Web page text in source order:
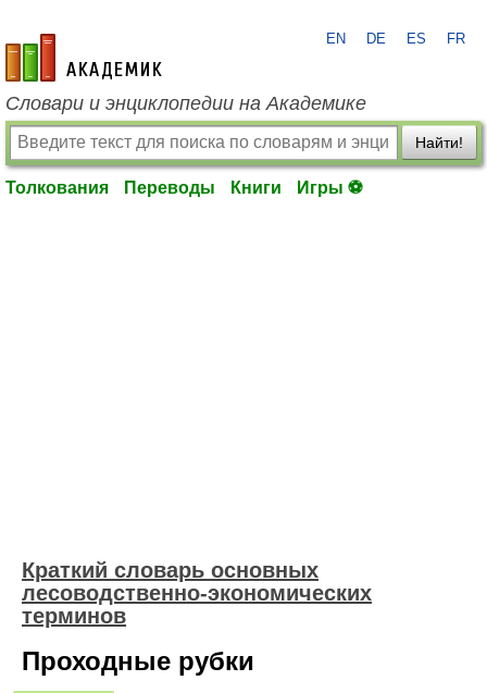
academic.ru
EN DE ES FR
Словари и энциклопедии на Академике
Найти!
Толкования Переводы Книги Игры ⚽
Краткий словарь основных
лесоводственно-экономических
терминов
Проходные рубки